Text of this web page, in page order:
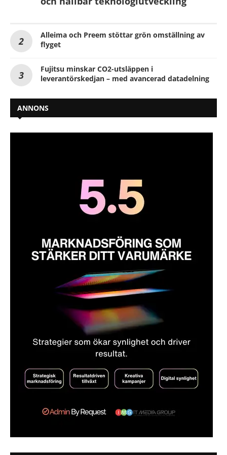
Alleima och Preem stöttar grön omställning av
flyget
Fujitsu minskar CO2-utsläppen i
leverantörskedjan – med avancerad datadelning
ANNONS